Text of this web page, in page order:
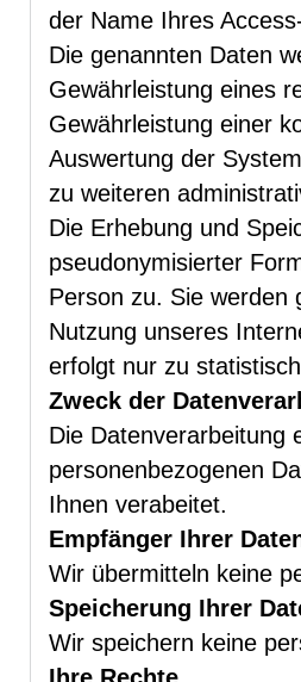
der Name Ihres
Die genannten Daten
Gewährleistung eines
Gewährleistung einer
Auswertung der
zu weiteren
Die Erhebung und
pseudonymisierter
Person zu. Sie werden
Nutzung unseres
erfolgt nur zu
Zweck der
Die Datenverarbeitung
personenbezogenen
Ihnen verabeitet.
Empfänger Ihrer
Wir übermitteln keine
Speicherung Ihrer
Wir speichern keine